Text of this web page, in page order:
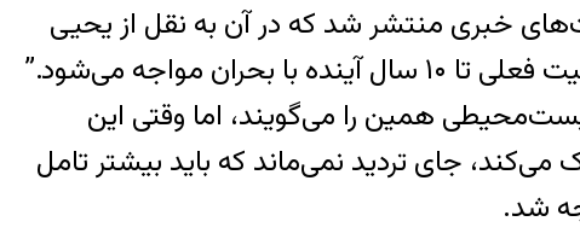
خبری منتشر شد که در آن به نقل از یحیی
می‌شود.”
همین را می‌گویند، اما وقتی این
جای تردید نمی‌ماند که باید بیشتر تامل
شد.